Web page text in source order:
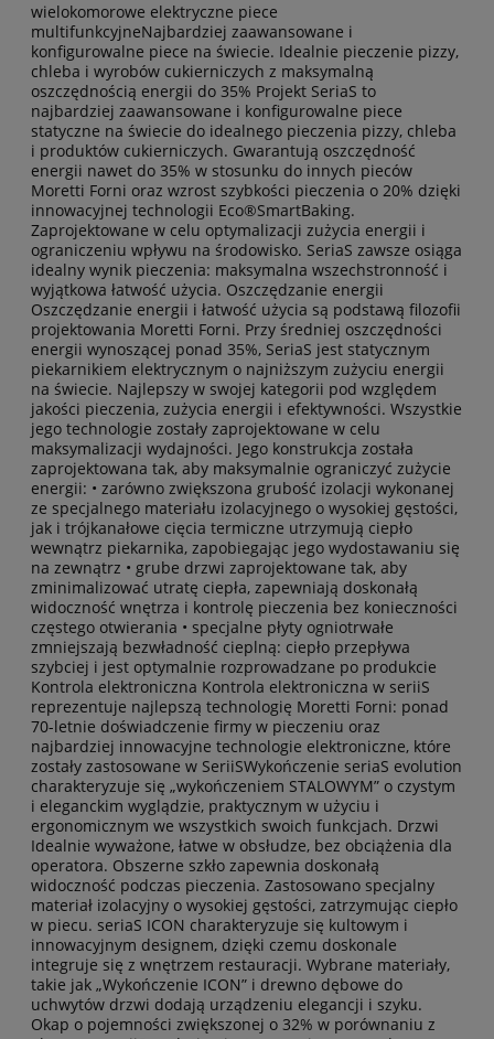
wielokomorowe elektryczne piece
multifunkcyjneNajbardziej zaawansowane i
konfigurowalne piece na świecie. Idealnie pieczenie pizzy,
chleba i wyrobów cukierniczych z maksymalną
oszczędnością energii do 35% Projekt SeriaS to
najbardziej zaawansowane i konfigurowalne piece
statyczne na świecie do idealnego pieczenia pizzy, chleba
i produktów cukierniczych. Gwarantują oszczędność
energii nawet do 35% w stosunku do innych pieców
Moretti Forni oraz wzrost szybkości pieczenia o 20% dzięki
innowacyjnej technologii Eco®SmartBaking.
Zaprojektowane w celu optymalizacji zużycia energii i
ograniczeniu wpływu na środowisko. SeriaS zawsze osiąga
idealny wynik pieczenia: maksymalna wszechstronność i
wyjątkowa łatwość użycia. Oszczędzanie energii
Oszczędzanie energii i łatwość użycia są podstawą filozofii
projektowania Moretti Forni. Przy średniej oszczędności
energii wynoszącej ponad 35%, SeriaS jest statycznym
piekarnikiem elektrycznym o najniższym zużyciu energii
na świecie. Najlepszy w swojej kategorii pod względem
jakości pieczenia, zużycia energii i efektywności. Wszystkie
jego technologie zostały zaprojektowane w celu
maksymalizacji wydajności. Jego konstrukcja została
zaprojektowana tak, aby maksymalnie ograniczyć zużycie
energii: • zarówno zwiększona grubość izolacji wykonanej
ze specjalnego materiału izolacyjnego o wysokiej gęstości,
jak i trójkanałowe cięcia termiczne utrzymują ciepło
wewnątrz piekarnika, zapobiegając jego wydostawaniu się
na zewnątrz • grube drzwi zaprojektowane tak, aby
zminimalizować utratę ciepła, zapewniają doskonałą
widoczność wnętrza i kontrolę pieczenia bez konieczności
częstego otwierania • specjalne płyty ogniotrwałe
zmniejszają bezwładność cieplną: ciepło przepływa
szybciej i jest optymalnie rozprowadzane po produkcie
Kontrola elektroniczna Kontrola elektroniczna w seriiS
reprezentuje najlepszą technologię Moretti Forni: ponad
70-letnie doświadczenie firmy w pieczeniu oraz
najbardziej innowacyjne technologie elektroniczne, które
zostały zastosowane w SeriiSWykończenie seriaS evolution
charakteryzuje się „wykończeniem STALOWYM” o czystym
i eleganckim wyglądzie, praktycznym w użyciu i
ergonomicznym we wszystkich swoich funkcjach. Drzwi
Idealnie wyważone, łatwe w obsłudze, bez obciążenia dla
operatora. Obszerne szkło zapewnia doskonałą
widoczność podczas pieczenia. Zastosowano specjalny
materiał izolacyjny o wysokiej gęstości, zatrzymując ciepło
w piecu. seriaS ICON charakteryzuje się kultowym i
innowacyjnym designem, dzięki czemu doskonale
integruje się z wnętrzem restauracji. Wybrane materiały,
takie jak „Wykończenie ICON” i drewno dębowe do
uchwytów drzwi dodają urządzeniu elegancji i szyku.
Okap o pojemności zwiększonej o 32% w porównaniu z